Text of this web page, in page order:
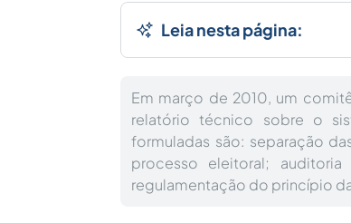
Leia nesta página:
Em março de 2010, um
relatório técnico sobre o
formuladas são: separação
processo eleitoral;
regulamentação do princípio